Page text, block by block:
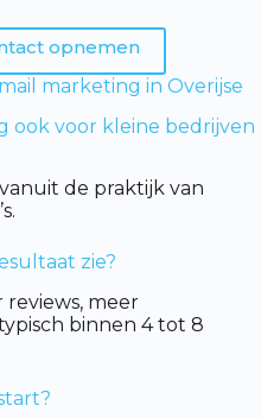
opnemen
marketing in Overijse
ook voor kleine bedrijven
de praktijk van
zie?
meer
binnen 4 tot 8